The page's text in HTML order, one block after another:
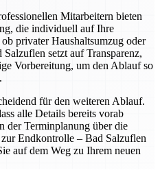
Mitarbeitern bieten
die individuell auf Ihre
privater Haushaltsumzug oder
setzt auf Transparenz,
Vorbereitung, um den Ablauf so
für den weiteren Ablauf.
alle Details bereits vorab
der Terminplanung über die
Endkontrolle – Bad Salzuflen
auf dem Weg zu Ihrem neuen